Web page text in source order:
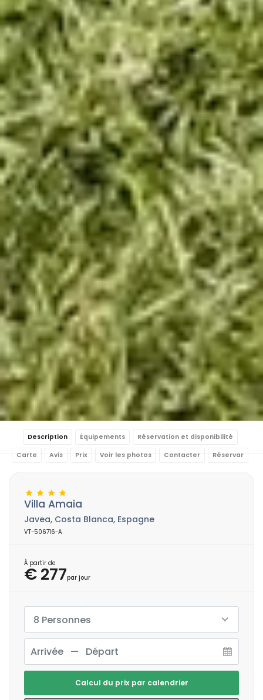
Description Équipements Réservation et disponibilité
Carte Avis Prix Voir les photos Contacter Réservar
Villa Amaia
Javea, Costa Blanca, Espagne
VT-506716-A
À partir de
€ 277par jour
8 Personnes
Calcul du prix par calendrier